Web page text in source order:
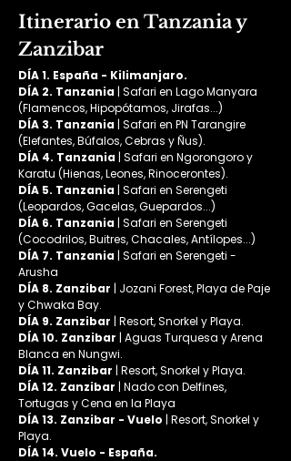
Itinerario en Tanzania y
Zanzibar
DÍA 1. España - Kilimanjaro.
DÍA 2. Tanzania | Safari en Lago Manyara
(Flamencos, Hipopótamos, Jirafas...)
DÍA 3. Tanzania | Safari en PN Tarangire
(Elefantes, Búfalos, Cebras y Ñus).
DÍA 4. Tanzania | Safari en Ngorongoro y
Karatu (Hienas, Leones, Rinocerontes).
DÍA 5. Tanzania | Safari en Serengeti
(Leopardos, Gacelas, Guepardos...)
DÍA 6. Tanzania | Safari en Serengeti
(Cocodrilos, Buitres, Chacales, Antílopes...)
DÍA 7. Tanzania | Safari en Serengeti -
Arusha
DÍA 8. Zanzibar | Jozani Forest, Playa de Paje
y Chwaka Bay.
DÍA 9. Zanzibar | Resort, Snorkel y Playa.
DÍA 10. Zanzibar | Aguas Turquesa y Arena
Blanca en Nungwi.
DÍA 11. Zanzibar | Resort, Snorkel y Playa.
DÍA 12. Zanzibar | Nado con Delfines,
Tortugas y Cena en la Playa
DÍA 13. Zanzibar - Vuelo | Resort, Snorkel y
Playa.
DÍA 14. Vuelo - España.